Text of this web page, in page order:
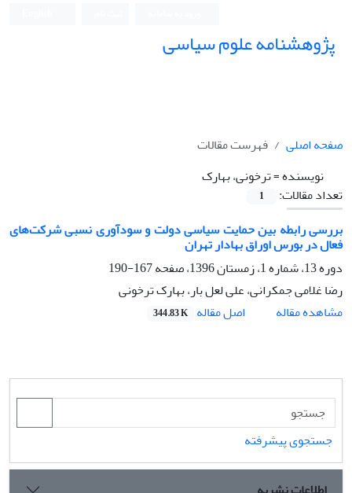
پژوهشنامه علوم سیاسی
صفحه اصلی
فهرست مقالات
نویسنده =ترخونی، بهارک
تعداد مقالات:
1
بررسی رابطه بین حمایت سیاسی دولت و سودآوری نسبی شرکت‌های
فعال در بورس اوراق بهادار تهران
دوره 13، شماره 1، زمستان 1396، صفحه
167-190
رضا غلامی جمکرانی، علی لعل بار، بهارک ترخونی
مشاهده مقاله
اصل مقاله 344.83 K
جستجوی پیشرفته